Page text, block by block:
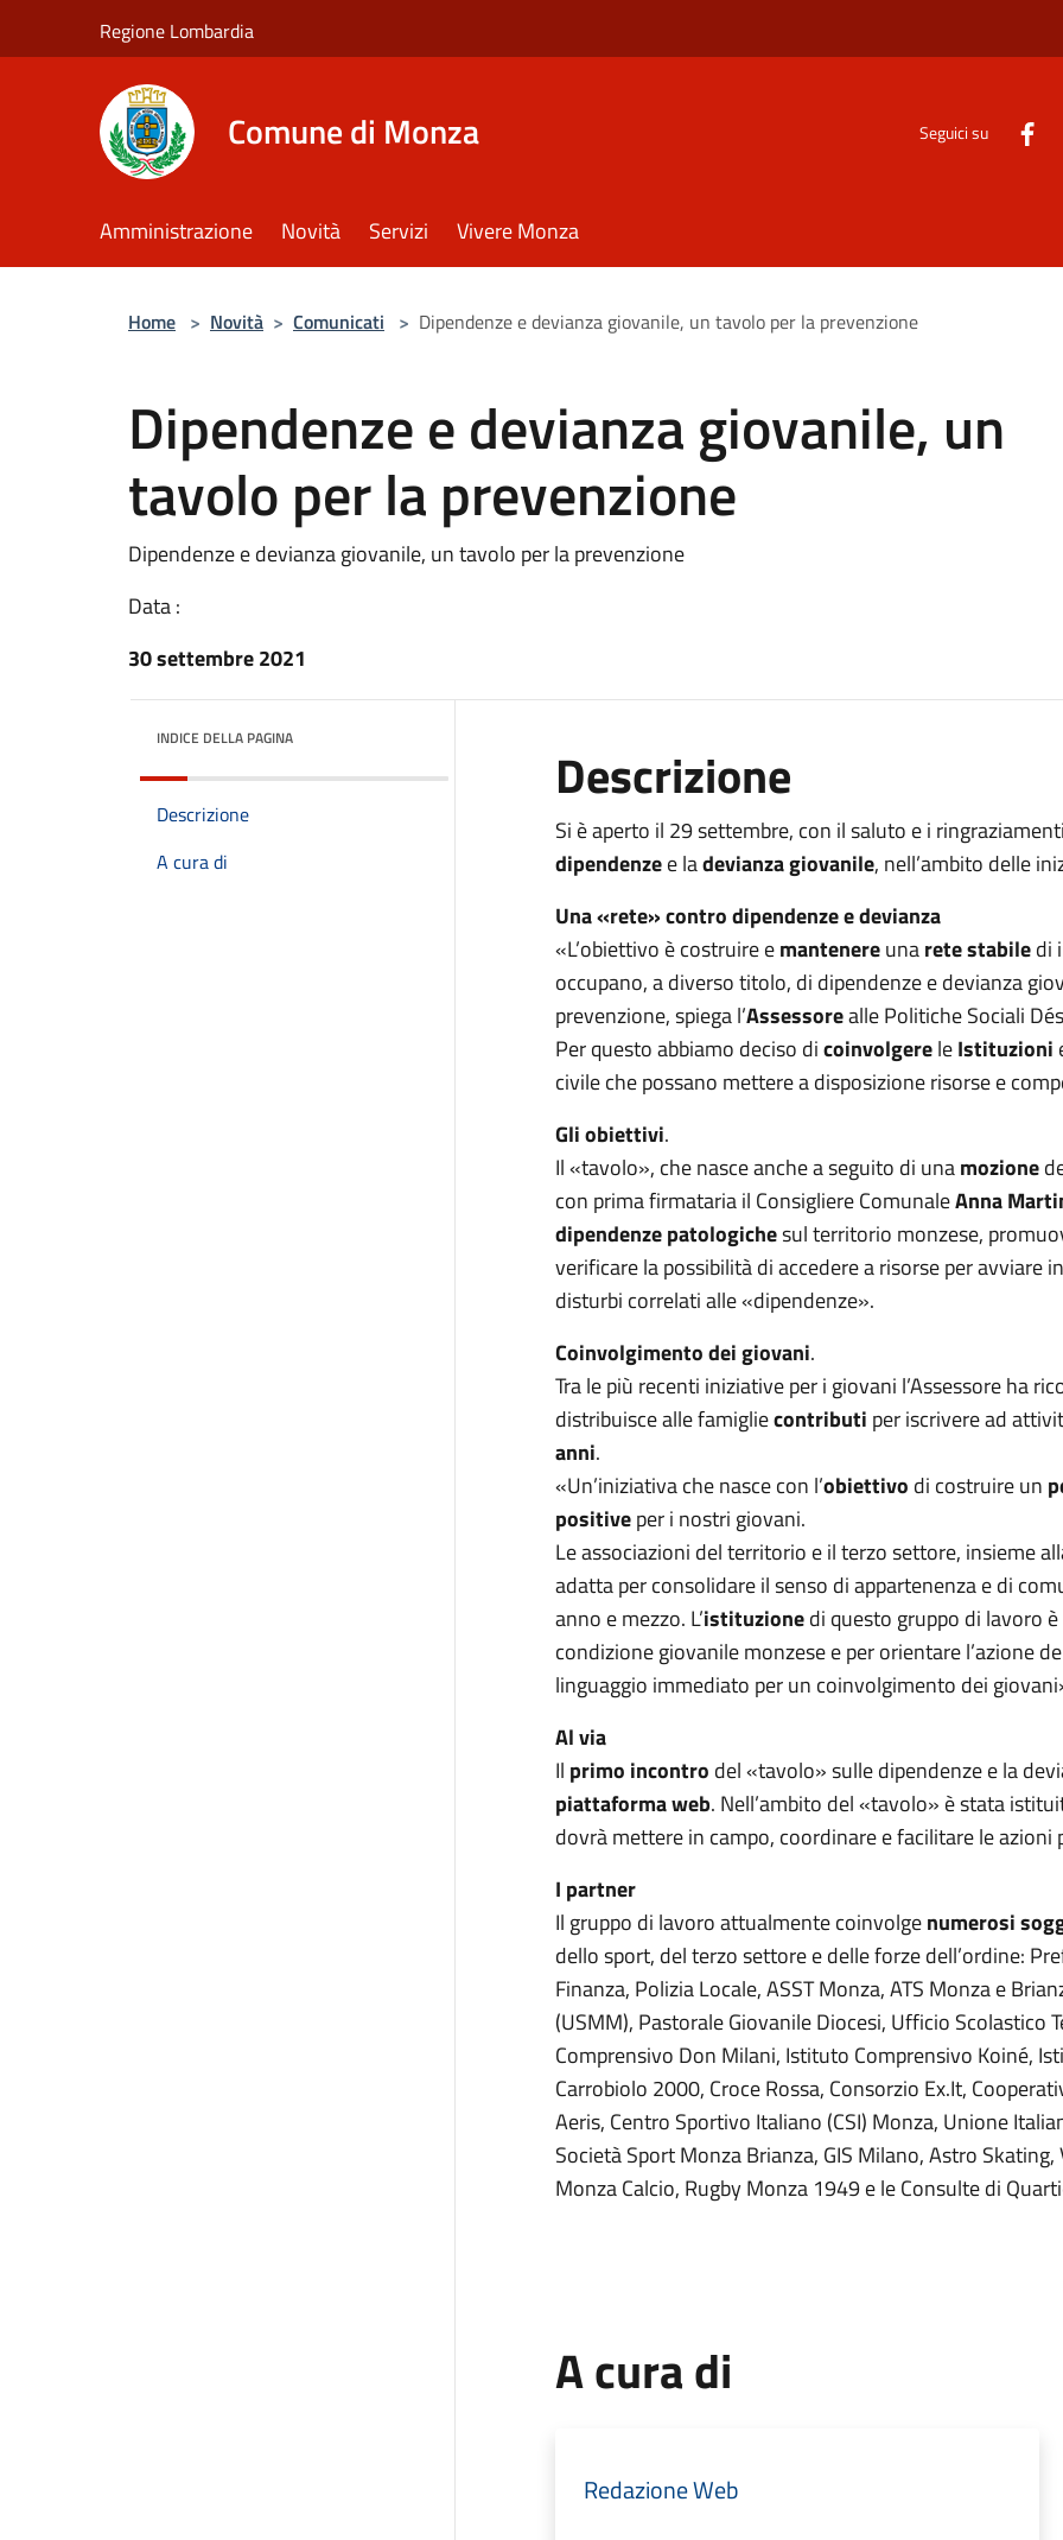
Regione Lombardia
Comune di Monza Seguici su
Amministrazione Novità Servizi Vivere Monza
Home > Novità > Comunicati > Dipendenze e devianza giovanile, un tavolo per la prevenzione
Dipendenze e devianza giovanile, un
tavolo per la prevenzione
Dipendenze e devianza giovanile, un tavolo per la prevenzione
Data :
30 settembre 2021
INDICE DELLA PAGINA
Descrizione
A cura di
Descrizione
Si è aperto il 29 settembre, con il saluto e i
dipendenzee ladevianza giovanile, nell’ambito delle
Una «rete» contro dipendenze e devianza
«L’obiettivo è costruire emantenereunarete stabiledi
occupano, a diverso titolo, di dipendenze e devianza
prevenzione, spiega l’Assessorealle Politiche Sociali
Per questo abbiamo deciso dicoinvolgereleIstituzioni
civile che possano mettere a disposizione risorse e
Gli obiettivi.
Il «tavolo», che nasce anche a seguito di unamozione
con prima firmataria il Consigliere ComunaleAnna
dipendenze patologichesul territorio monzese,
verificare la possibilità di accedere a risorse per
disturbi correlati alle «dipendenze».
Coinvolgimento dei giovani.
Tra le più recenti iniziative per i giovani l’Assessore ha
distribuisce alle famigliecontributi per iscrivere ad
anni.
«Un’iniziativa che nasce con l’obiettivo di costruire un
positiveper i nostri giovani.
Le associazioni del territorio e il terzo settore, insieme
adatta per consolidare il senso di appartenenza e di
anno e mezzo. L’istituzionedi questo gruppo di lavoro è
condizione giovanile monzese e per orientare l’azione
linguaggio immediato per un coinvolgimento dei
Al via
Il primo incontro del «tavolo» sulle dipendenze e la
piattaforma web. Nell’ambito del «tavolo» è stata
dovrà mettere in campo, coordinare e facilitare le
I partner
Il gruppo di lavoro attualmente coinvolgenumerosi
dello sport, del terzo settore e delle forze dell’ordine:
Finanza, Polizia Locale, ASST Monza, ATS Monza e
(USMM), Pastorale Giovanile Diocesi, Ufficio
Comprensivo Don Milani, Istituto Comprensivo Koiné,
Carrobiolo 2000, Croce Rossa, Consorzio Ex.It,
Aeris, Centro Sportivo Italiano (CSI) Monza, Unione
Società Sport Monza Brianza, GIS Milano, Astro
Monza Calcio, Rugby Monza 1949 e le Consulte di
A cura di
Redazione Web